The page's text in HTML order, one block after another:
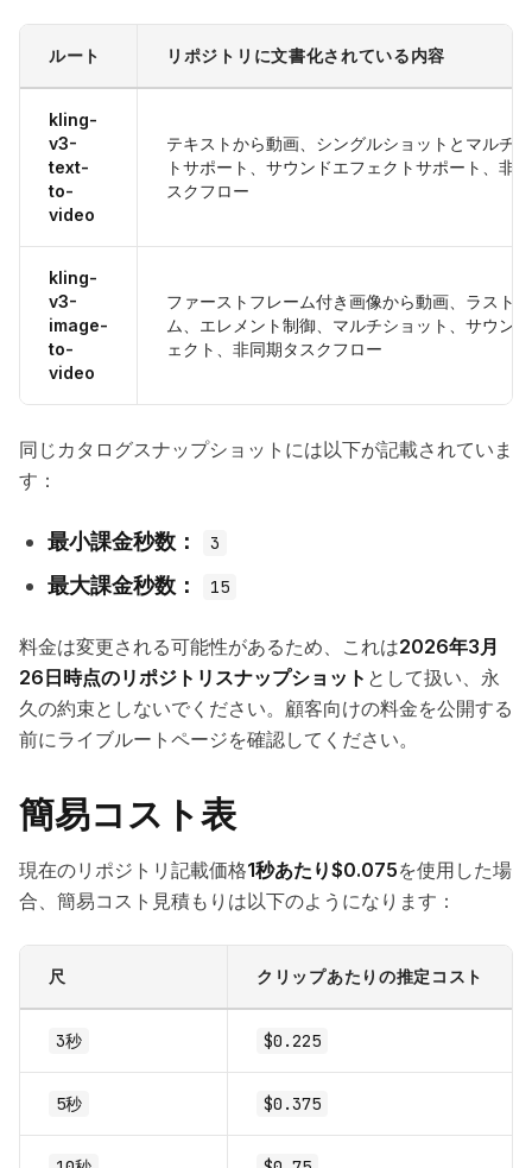
ルート リポジトリに文書化されている内容
kling-
v3-
text-
to-
video
テキストから動画、シングルショットとマルチ
トサポート、サウンドエフェクトサポート、非
スクフロー
kling-
v3-
image-
to-
video
ファーストフレーム付き画像から動画、ラスト
ム、エレメント制御、マルチショット、サウン
ェクト、非同期タスクフロー
同じカタログスナップショットには以下が記載されていま
す：
最小課金秒数： 3
最大課金秒数： 15
料金は変更される可能性があるため、これは2026年3月
26日時点のリポジトリスナップショット として扱い、永
久の約束としないでください。顧客向けの料金を公開する
前にライブルートページを確認してください。
簡易コスト表
現在のリポジトリ記載価格1秒あたり$0.075を使用した場
合、簡易コスト見積もりは以下のようになります：
尺 クリップあたりの推定コスト
3秒 $0.225
5秒 $0.375